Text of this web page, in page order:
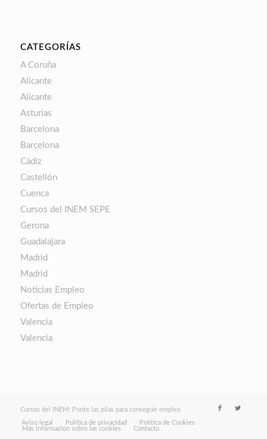
CATEGORÍAS
A Coruña
Alicante
Alicante
Asturias
Barcelona
Barcelona
Cádiz
Castellón
Cuenca
Cursos del INEM SEPE
Gerona
Guadalajara
Madrid
Madrid
Noticias Empleo
Ofertas de Empleo
Valencia
Valencia
Cursos del INEM: Ponte las pilas para conseguir empleo
Aviso legal
Política de privacidad
Política de Cookies
Más información sobre las cookies
Contacto